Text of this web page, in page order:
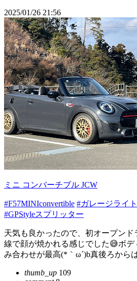
2025/01/26 21:56
ミニ コンバーチブル JCW
#F57MINIconvertible #ガレージライ
#GPStyleスプリッター
天気も良かったので、初オープン
線で顔が焼かれる感じでした😅ボデ
み合わせが最高(*｀ω´)b真後ろから
thumb_up 109